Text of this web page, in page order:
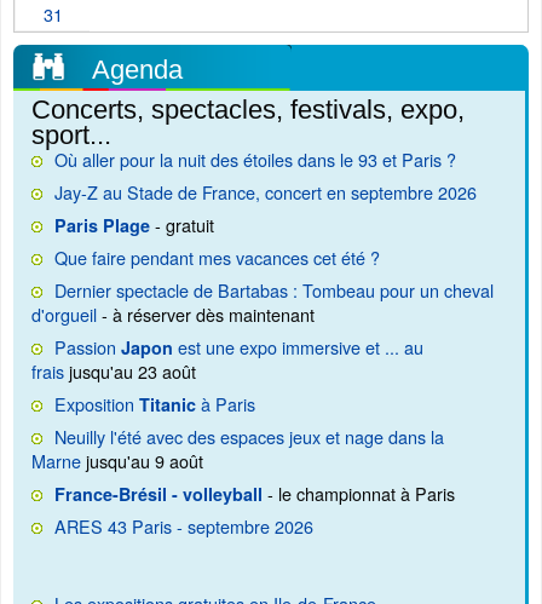
31
Agenda
Concerts, spectacles, festivals, expo,
sport...
Où aller pour la nuit des étoiles dans le 93 et Paris ?
Jay-Z au Stade de France, concert en septembre 2026
Paris Plage - gratuit
Que faire pendant mes vacances cet été ?
Dernier spectacle de Bartabas : Tombeau pour un cheval
d'orgueil- à réserver dès maintenant
Passion Japon est une expo immersive et ... au
fraisjusqu'au 23 août
Exposition Titanic à Paris
Neuilly l'été avec des espaces jeux et nage dans la
Marnejusqu'au 9 août
France-Brésil - volleyball - le championnat à Paris
ARES 43 Paris - septembre 2026